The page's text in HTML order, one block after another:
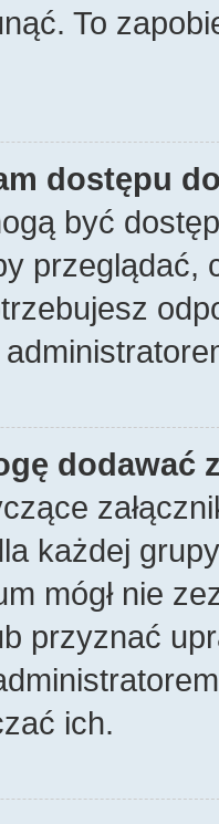
To
dostępu
być
dodawać
każdej
mógł nie
przyznać
ich.